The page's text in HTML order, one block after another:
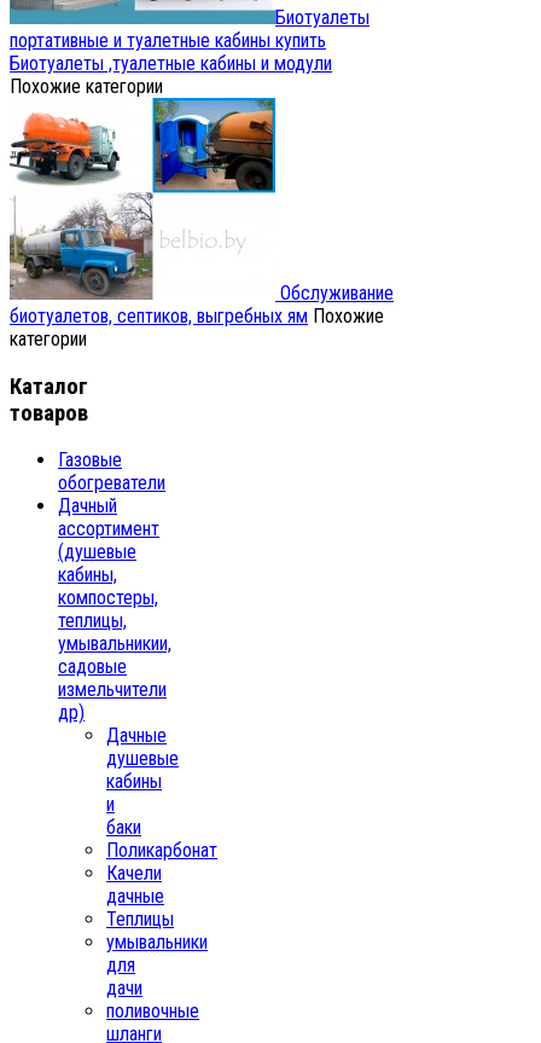
Биотуалеты
портативные и туалетные кабины купить
Биотуалеты ,туалетные кабины и модули
Похожие категории
Обслуживание
биотуалетов, септиков, выгребных ям Похожие
категории
Каталог
товаров
Газовые
обогреватели
Дачный
ассортимент
(душевые
кабины,
компостеры,
теплицы,
умывальникии,
садовые
измельчители
др)
Дачные
душевые
кабины
и
баки
Поликарбонат
Качели
дачные
Теплицы
умывальники
для
дачи
поливочные
шланги